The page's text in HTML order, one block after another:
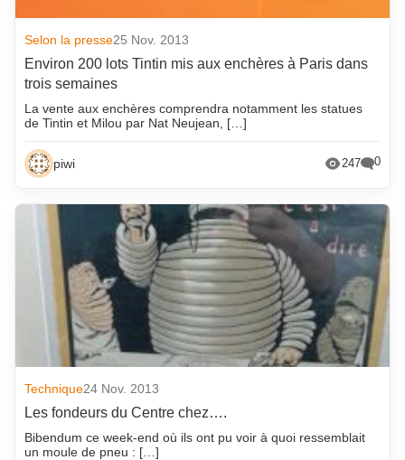
Selon la presse25 Nov. 2013
Environ 200 lots Tintin mis aux enchères à Paris dans
trois semaines
La vente aux enchères comprendra notamment les statues
de Tintin et Milou par Nat Neujean, […]
piwi 247 0
Technique24 Nov. 2013
Les fondeurs du Centre chez….
Bibendum ce week-end où ils ont pu voir à quoi ressemblait
un moule de pneu : […]